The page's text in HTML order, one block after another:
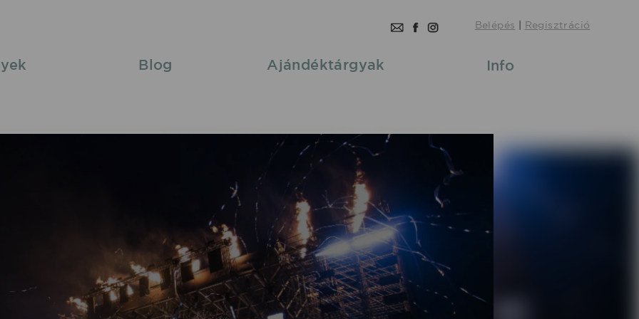
Belépés | Regisztráció
Blog Ajándéktárgyak Info